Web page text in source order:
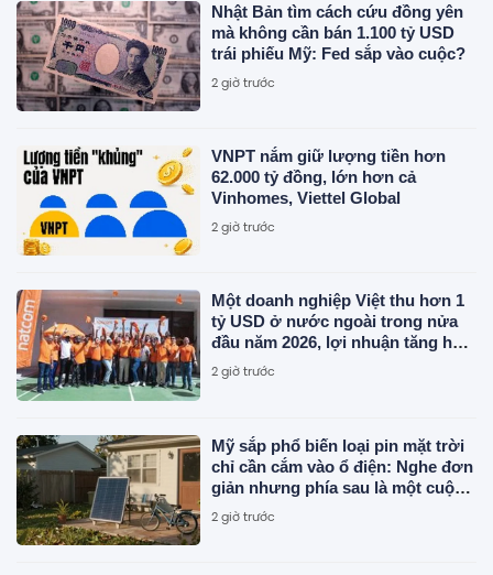
Nhật Bản tìm cách cứu đồng yên
mà không cần bán 1.100 tỷ USD
trái phiếu Mỹ: Fed sắp vào cuộc?
2 giờ trước
VNPT nắm giữ lượng tiền hơn
62.000 tỷ đồng, lớn hơn cả
Vinhomes, Viettel Global
2 giờ trước
Một doanh nghiệp Việt thu hơn 1
tỷ USD ở nước ngoài trong nửa
đầu năm 2026, lợi nhuận tăng hơn
120%
2 giờ trước
Mỹ sắp phổ biến loại pin mặt trời
chỉ cần cắm vào ổ điện: Nghe đơn
giản nhưng phía sau là một cuộc
"đại phẫu" về tiêu chuẩn an toàn
2 giờ trước